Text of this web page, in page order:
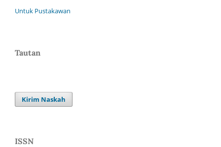
Untuk Pustakawan
Tautan
Kirim Naskah
ISSN